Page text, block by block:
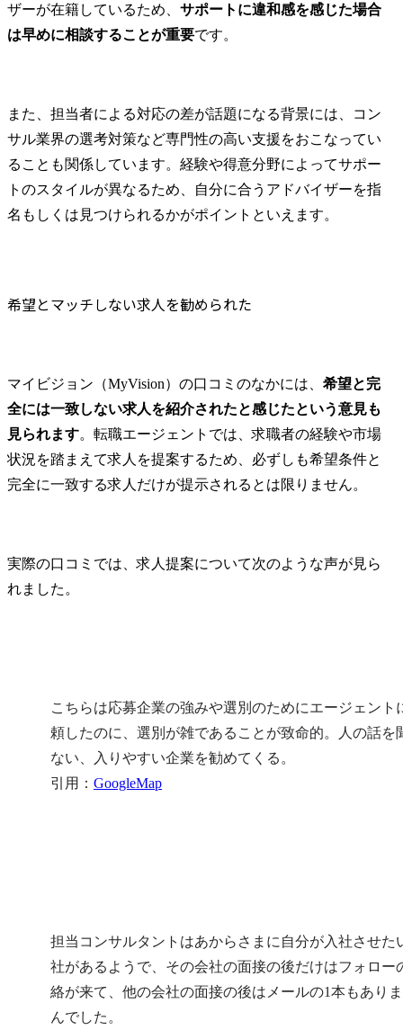
ザーが在籍しているため、 サポートに違和感を感じた場合
は早めに相談することが重要です。
また、担当者による対応の差が話題になる背景には、コン
サル業界の選考対策など専門性の高い支援をおこなってい
ることも関係しています。経験や得意分野によってサポー
トのスタイルが異なるため、自分に合うアドバイザーを指
名もしくは見つけられるかがポイントといえます。
希望とマッチしない求人を勧められた
マイビジョン（MyVision）の口コミのなかには、 希望と完
全には一致しない求人を紹介されたと感じたという意見も
見られます。転職エージェントでは、求職者の経験や市場
状況を踏まえて求人を提案するため、必ずしも希望条件と
完全に一致する求人だけが提示されるとは限りません。
実際の口コミでは、求人提案について次のような声が見ら
れました。
こちらは応募企業の強みや選別のためにエージェント
頼したのに、選別が雑であることが致命的。人の話を
ない、入りやすい企業を勧めてくる。
引用： GoogleMap
担当コンサルタントはあからさまに自分が入社させた
社があるようで、その会社の面接の後だけはフォロー
絡が来て、他の会社の面接の後はメールの1本もあり
んでした。